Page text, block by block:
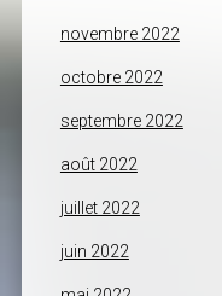
novembre 2022
octobre 2022
septembre 2022
août 2022
juillet 2022
juin 2022